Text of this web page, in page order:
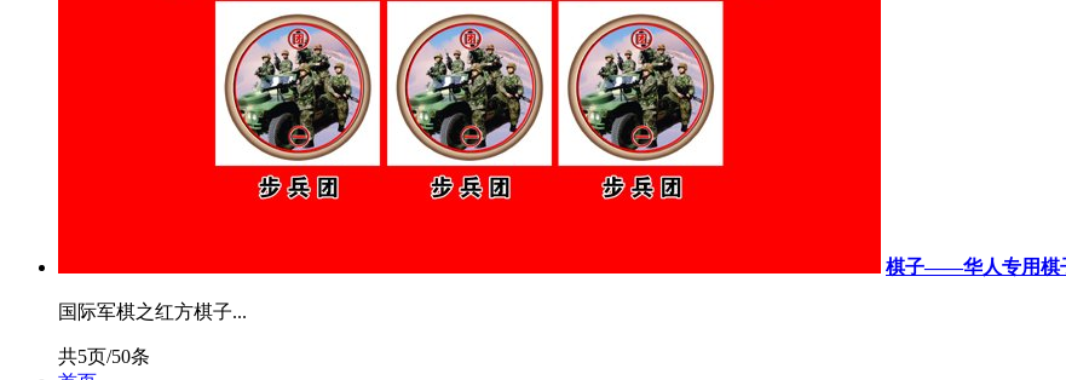
棋子——华人专用棋
国际军棋之红方棋子...
共5页/50条